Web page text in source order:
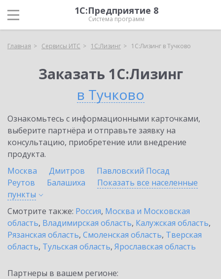
1С:Предприятие 8
Система программ
Главная Сервисы ИТС 1С:Лизинг 1С:Лизинг в Тучково
Заказать 1С:Лизинг
в Тучково
Ознакомьтесь с информационными карточками,
выберите партнёра и отправьте заявку на
консультацию, приобретение или внедрение
продукта.
Москва
Дмитров
Павловский Посад
Реутов
Балашиха
Показать все населенные
пункты
Смотрите также: Россия, Москва и Московская
область, Владимирская область, Калужская область,
Рязанская область, Смоленская область, Тверская
область, Тульская область, Ярославская область
Партнеры в вашем регионе: